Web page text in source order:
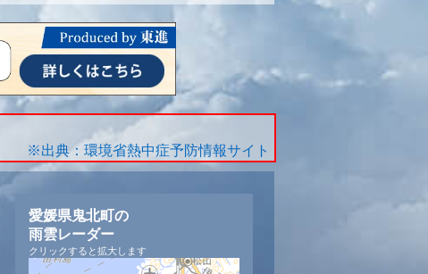
※出典：環境省熱中症予防情報サイト
愛媛県鬼北町の
雨雲レーダー
クリックすると拡大します